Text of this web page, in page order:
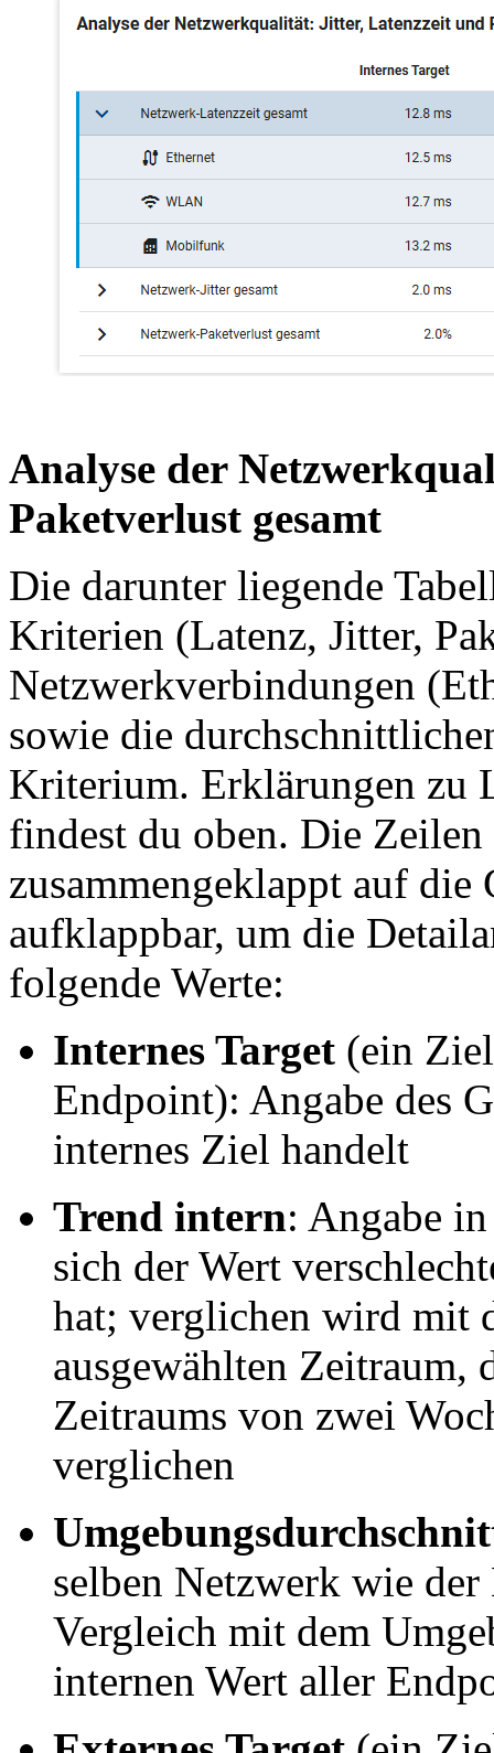
Analyse der
Paketverlust gesamt
Die darunter liegende
Kriterien (Latenz, Jitter,
Netzwerkverbindungen
sowie die
Kriterium. Erklärungen zu
findest du oben. Die
zusammengeklappt auf die
aufklappbar, um die
folgende Werte:
Internes Target (ein
Endpoint): Angabe des
internes Ziel handelt
Trend intern: Angabe
sich der Wert
hat; verglichen wird mit
ausgewählten Zeitraum,
Zeitraums von zwei
verglichen
selben Netzwerk wie
Vergleich mit dem
internen Wert aller